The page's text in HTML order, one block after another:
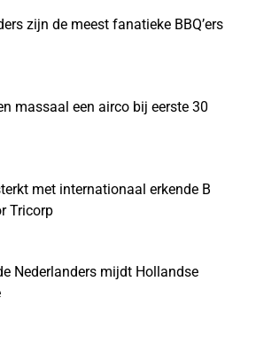
zijn de meest fanatieke BBQ’ers
massaal een airco bij eerste 30
met internationaal erkende B
Tricorp
Nederlanders mijdt Hollandse